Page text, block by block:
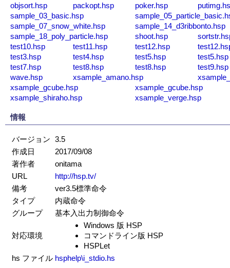
objsort.hsp
packopt.hsp poker.hsp
sample_03_basic.hsp
sample_07_snow_white.hsp
sample_14_d3ribbonto.hsp
sample_18_poly_particle.hsp
shoot.hsp
test10.hsp
test11.hsp test12.hsp
test3.hsp
test4.hsp test5.hsp
test5.hsp
test7.hsp
test8.hsp test8.hsp
test9.hsp
wave.hsp
xsample_amano.hsp
xsample_gcube.hsp
xsample_gcube.hsp
xsample_shiraho.hsp
xsample_verge.hsp
情報
バージョン 3.5
作成日
2017/09/08
著作者
onitama
URL
http://hsp.tv/
備考
ver3.5標準命令
タイプ
内蔵命令
グループ
基本入出力制御命令
対応環境
Windows 版 HSP
コマンドライン版 HSP
HSPLet
hs ファイル hsphelp\i_stdio.hs